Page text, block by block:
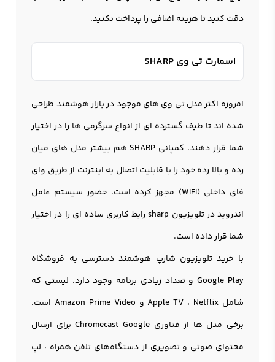
دقت کنید تا هزینه اضافی را پرداخت نکنید.
اسمارت تی وی SHARP
امروزه اکثر مدل تی وی های موجود در بازار هوشمند طراحی
شده اند تا طیف گسترده ای از انواع سرگرمی ها را در اختیار
شما قرار دهند. کمپانی SHARP هم بیشتر مدل های میان
رده و بالا رده خود را با قابلیت اتصال به اینترنت از طریق وای
فای داخلی (WIFI) مجهز کرده است. حضور سیستم عامل
اندروید در تلويزيون sharp رابط کاربری ساده ای را در اختیار
شما قرار داده است.
با خرید تلویزیون شارپ هوشمند دسترسی به فروشگاه
Google Play و تعداد زیادی برنامه وجود دارد. لیستی که
شامل Apple TV ، Netflix و Amazon Prime Video است.
برخی مدل ها از فناوری Chromecast Google برای ارسال
محتوای صوتی و تصویری از دستگاه‌های تلفن همراه ، لپ